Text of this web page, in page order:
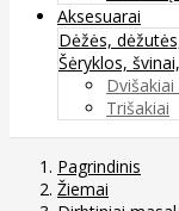
Aksesuarai
Dėžės,
Šėryklos,
Trišakiai
Pagrindinis
Žiemai